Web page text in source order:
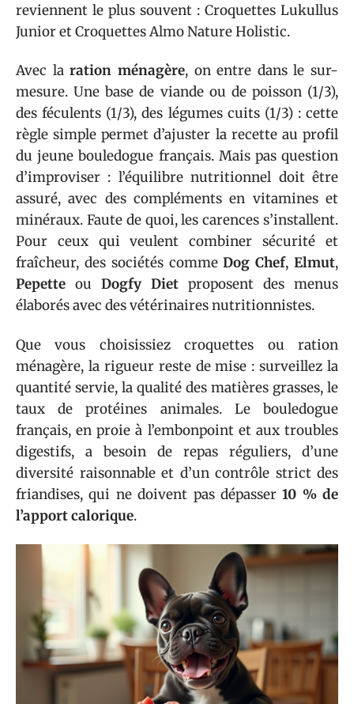
reviennent le plus souvent : Croquettes Lukullus
Junior et Croquettes Almo Nature Holistic.
Avec laration ménagère, on entre dans le sur-
mesure. Une base de viande ou de poisson (1/3),
des féculents (1/3), des légumes cuits (1/3) : cette
règle simple permet d’ajuster la recette au profil
du jeune bouledogue français. Mais pas question
d’improviser : l’équilibre nutritionnel doit être
assuré, avec des compléments en vitamines et
minéraux. Faute de quoi, les carences s’installent.
Pour ceux qui veulent combiner sécurité et
fraîcheur, des sociétés commeDog Chef,Elmut,
Pepette ou Dogfy Diet proposent des menus
élaborés avec des vétérinaires nutritionnistes.
Que vous choisissiez croquettes ou ration
ménagère, la rigueur reste de mise : surveillez la
quantité servie, la qualité des matières grasses, le
taux de protéines animales. Le bouledogue
français, en proie à l’embonpoint et aux troubles
digestifs, a besoin de repas réguliers, d’une
diversité raisonnable et d’un contrôle strict des
friandises, qui ne doivent pas dépasser10 % de
l’apport calorique.